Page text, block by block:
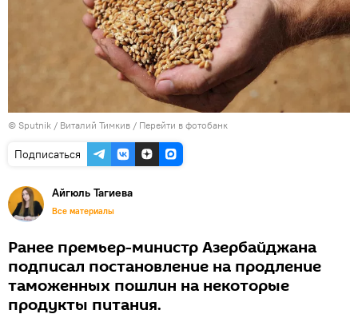
© Sputnik / Виталий Тимкив / Перейти в фотобанк
Подписаться
Айгюль Тагиева
Все материалы
Ранее премьер-министр Азербайджана
подписал постановление на продление
таможенных пошлин на некоторые
продукты питания.